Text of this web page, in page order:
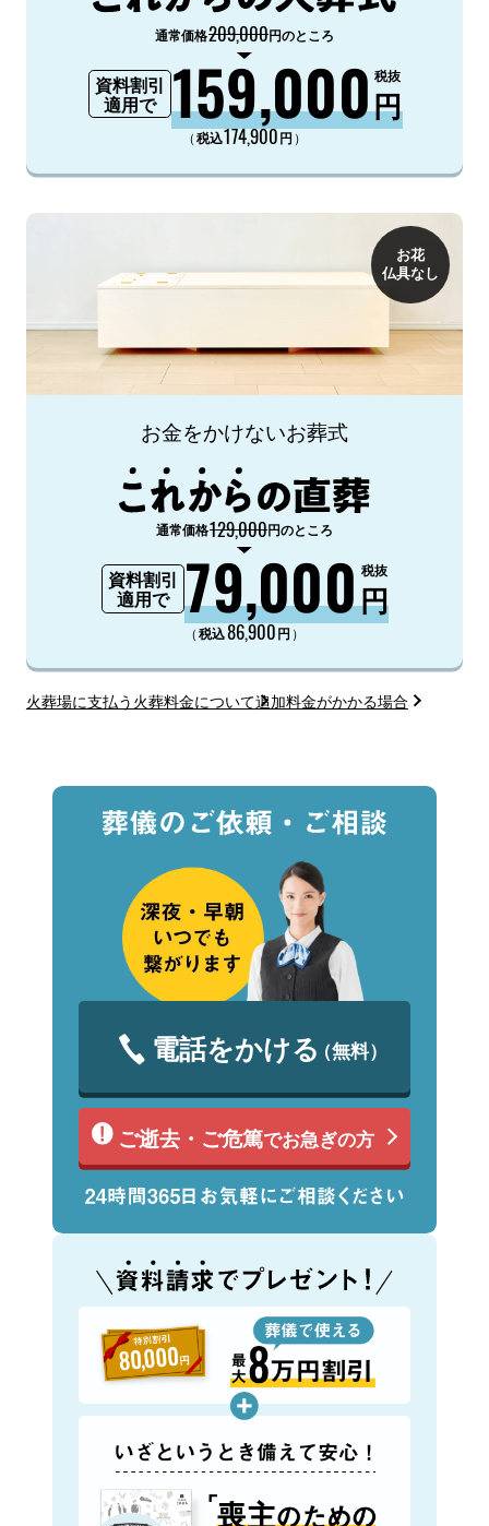
通常価格209,000円のところ
資料割引
適用で
159,000円
税抜
（税込174,900円 ）
お花
仏具なし
お金をかけないお葬式
通常価格129,000円のところ
資料割引
適用で
79,000円
税抜
（税込86,900円 ）
火葬場に支払う火葬料金について追加料金がかかる場合
電話をかける（無料）
ご逝去・ご危篤でお急ぎの方